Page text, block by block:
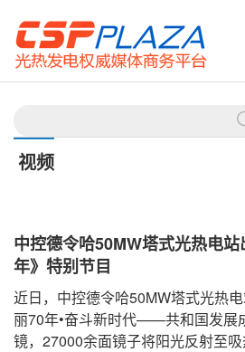
视频
中控德令哈50MW塔式光热电
年》特别节目
近日，中控德令哈50MW塔式光热
丽70年•奋斗新时代——共和国发展
镜，27000余面镜子将阳光反射至